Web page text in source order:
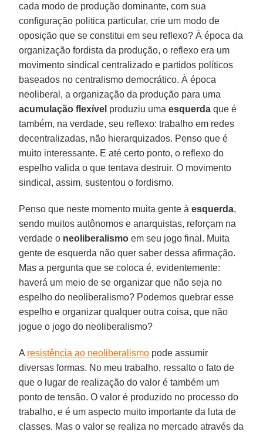
cada modo de produção dominante, com sua
configuração politica particular, crie um modo de
oposição que se constitui em seu reflexo? À época da
organização fordista da produção, o reflexo era um
movimento sindical centralizado e partidos políticos
baseados no centralismo democrático. À época
neoliberal, a organização da produção para uma
acumulação flexível produziu umaesquerda que é
também, na verdade, seu reflexo: trabalho em redes
decentralizadas, não hierarquizados. Penso que é
muito interessante. E até certo ponto, o reflexo do
espelho valida o que tentava destruir. O movimento
sindical, assim, sustentou o fordismo.
Penso que neste momento muita gente àesquerda,
sendo muitos autônomos e anarquistas, reforçam na
verdade o neoliberalismo em seu jogo final. Muita
gente de esquerda não quer saber dessa afirmação.
Mas a pergunta que se coloca é, evidentemente:
haverá um meio de se organizar que não seja no
espelho do neoliberalismo? Podemos quebrar esse
espelho e organizar qualquer outra coisa, que não
jogue o jogo do neoliberalismo?
A resistência ao neoliberalismo pode assumir
diversas formas. No meu trabalho, ressalto o fato de
que o lugar de realização do valor é também um
ponto de tensão. O valor é produzido no processo do
trabalho, e é um aspecto muito importante da luta de
classes. Mas o valor se realiza no mercado através da